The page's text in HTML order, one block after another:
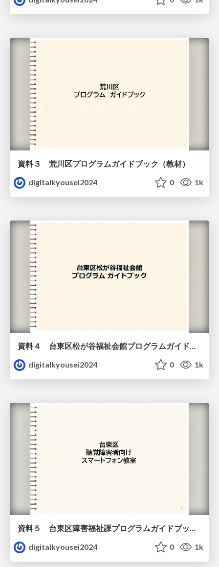
資料３ 荒川区プログラムガイドブック（教材）
digitalkyousei2024
0 1k
資料４ 台東区松が谷福祉会館プログラムガイドブック（教材）
digitalkyousei2024
0 1k
資料５ 台東区障害福祉課プログラムガイドブック（教材）
digitalkyousei2024
0 1k